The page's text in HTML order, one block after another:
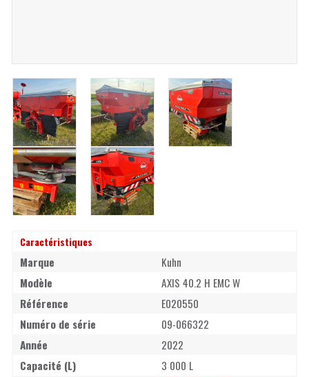
Caractéristiques
Marque
Kuhn
Modèle
AXIS 40.2 H EMC W
Référence
E020550
Numéro de série
09-066322
Année
2022
Capacité (L)
3 000 L